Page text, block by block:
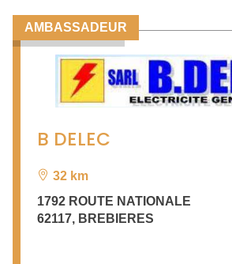
AMBASSADEUR
B DELEC
32 km
1792 ROUTE NATIONALE
62117, BREBIERES